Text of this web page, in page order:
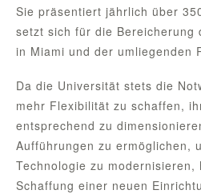
Sie präsentiert jährlich über
setzt sich für die Bereicherung
in Miami und der umliegenden
Da die Universität stets die
mehr Flexibilität zu schaffen,
entsprechend zu
Aufführungen zu ermöglichen,
Technologie zu
Schaffung einer neuen